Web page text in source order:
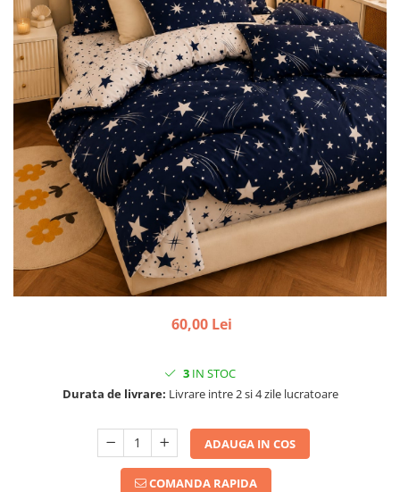
60,00 Lei
3 IN STOC
Durata de livrare: Livrare intre 2 si 4 zile lucratoare
ADAUGA IN COS
COMANDA RAPIDA